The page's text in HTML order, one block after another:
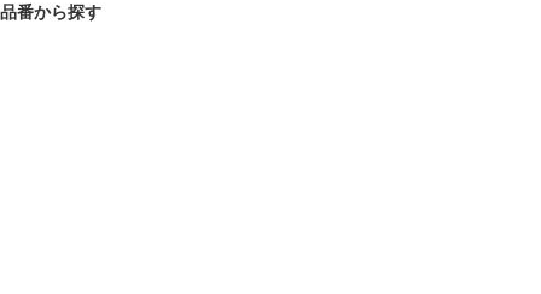
品番から探す